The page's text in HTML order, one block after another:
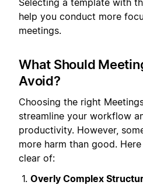
Selecting a template with
help you conduct more
meetings.
What Should
Avoid?
Choosing the right
streamline your workflow
productivity. However,
more harm than good.
clear of:
Overly Complex